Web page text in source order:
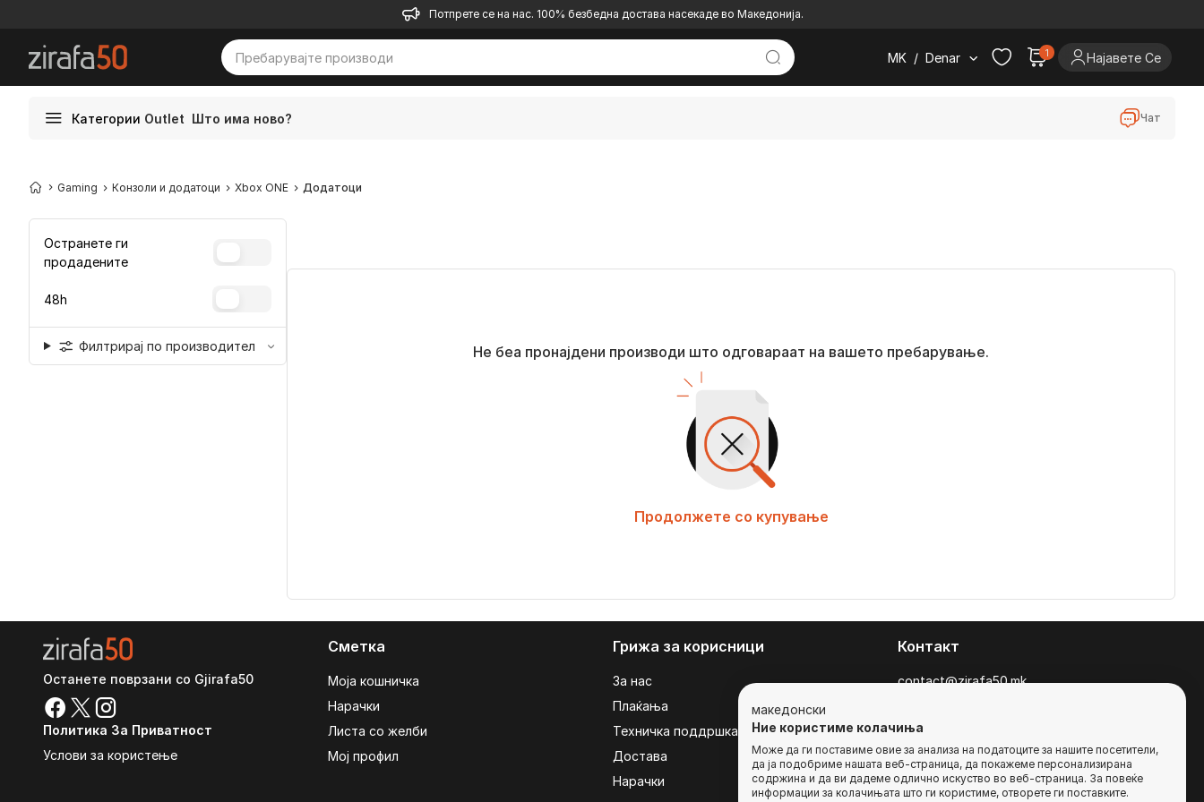
Потпрете се на нас. 100% безбедна достава насекаде во Македонија.
MK / Denar 1 Најавете Се
Категории Outlet Што има ново? Чат
Gaming Конзоли и додатоци Xbox ONE Додатоци
Остранете ги
продадените
48h
Филтрирај по производител Не беа пронајдени производи што одговараат на вашето пребарување.
Продолжете со купување
Останете поврзани со Gjirafa50
Политика За Приватност
Услови за користење
Сметка
Моја кошничка
Нарачки
Листа со желби
Мој профил
Грижа за корисници
За нас
Плаќања
Техничка поддршка
Достава
Нарачки
Контакт
contact@zirafa50.mk
За барања на понуди, контактирајте нѐ
на:
b2b@zirafa50.mk
македонски
Ние користиме колачиња
Може да ги поставиме овие за анализа на податоците за нашите посетители,
да ја подобриме нашата веб-страница, да покажеме персонализирана
содржина и да ви дадеме одлично искуство во веб-страница. За повеќе
информации за колачињата што ги користиме, отворете ги поставките.